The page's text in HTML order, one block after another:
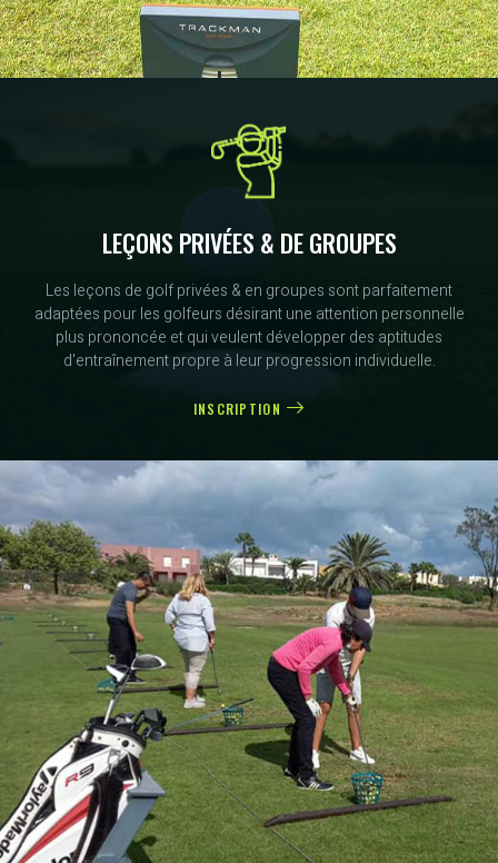
LEÇONS PRIVÉES & DE GROUPES
Les leçons de golf privées & en groupes sont parfaitement
adaptées pour les golfeurs désirant une attention personnelle
plus prononcée et qui veulent développer des aptitudes
d'entraînement propre à leur progression individuelle.
INSCRIPTION